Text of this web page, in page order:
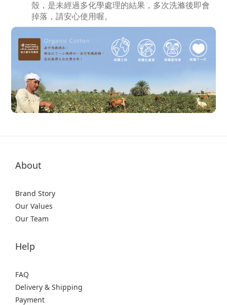
殼，是未經過多化學處理的結果，多次洗滌後即會
掉落，請安心使用喔。
About
Brand Story
Our Values
Our Team
Help
FAQ
Delivery & Shipping
Payment